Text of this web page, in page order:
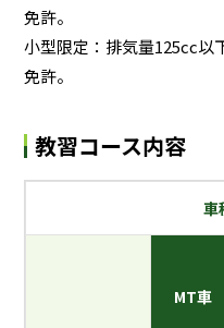
免許。
小型限定：排気量125cc以
免許。
教習コース内容
車
MT車